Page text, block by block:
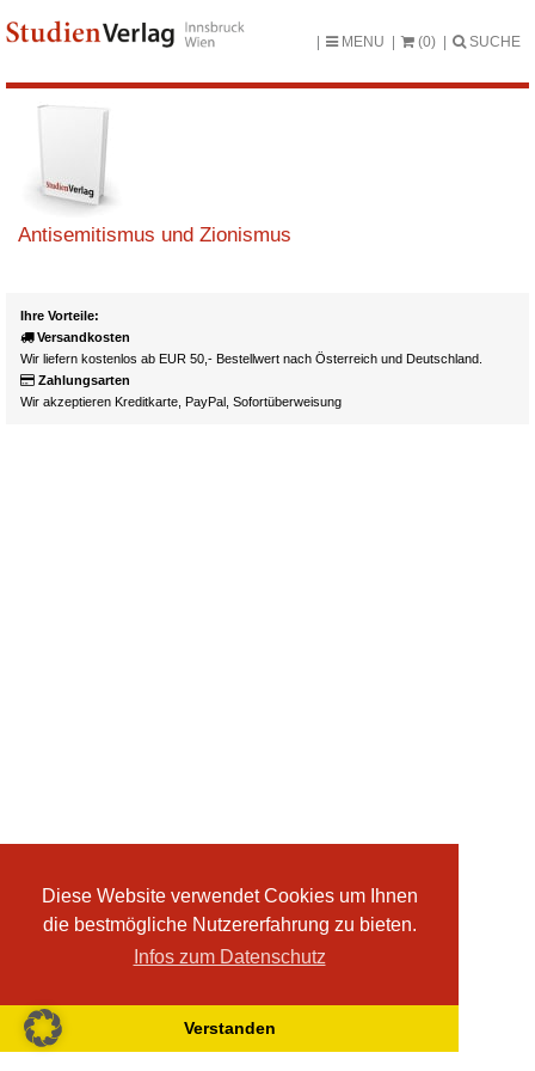
Diese Website verwendet Cookies um Ihnen
die bestmögliche Nutzererfahrung zu bieten.
Infos zum Datenschutz
Verstanden
MENU (0) SUCHE
Antisemitismus und Zionismus
Ihre Vorteile:
Versandkosten
Wir liefern kostenlos ab EUR 50,- Bestellwert nach Österreich und Deutschland.
Zahlungsarten
Wir akzeptieren Kreditkarte, PayPal, Sofortüberweisung